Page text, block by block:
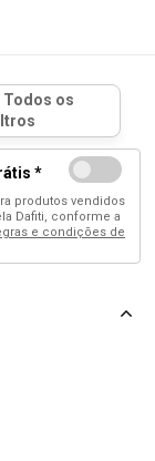
*
produtos vendidos
Dafiti, conforme a
e condições de